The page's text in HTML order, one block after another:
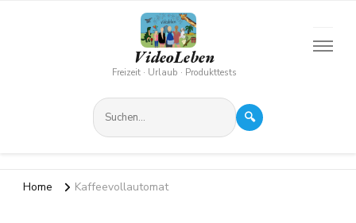
VideoLeben
Freizeit · Urlaub · Produkttests
🔍
Home Kaffeevollautomat